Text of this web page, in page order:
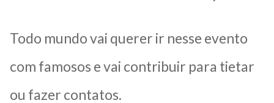
Todo mundo vai querer ir nesse evento
com famosos e vai contribuir para tietar
ou fazer contatos.